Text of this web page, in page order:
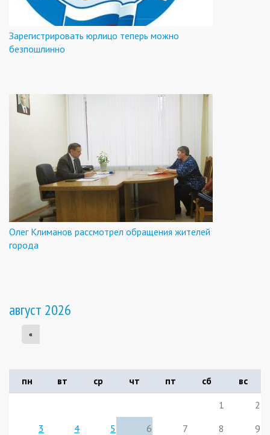
Зарегистрировать юрлицо теперь можно
безпошлинно
Олег Климанов рассмотрел обращения жителей
города
август 2026
«
пн вт ср чт пт сб
вс
1
2
3
4 5 6 7 8 9